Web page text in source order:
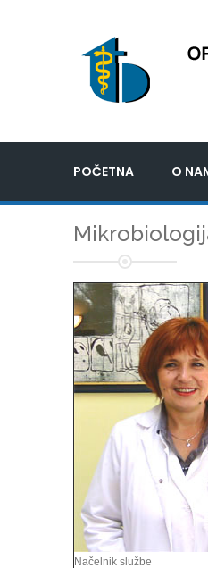
POČETNA O
Načelnik službe